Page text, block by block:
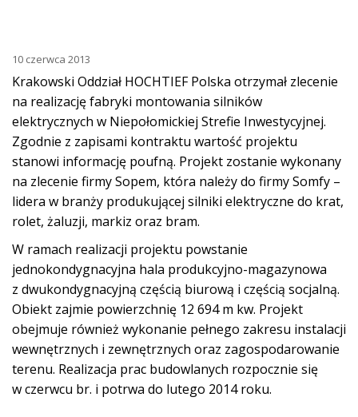
10 czerwca 2013
Krakowski Oddział HOCHTIEF Polska otrzymał zlecenie
na realizację fabryki montowania silników
elektrycznych w Niepołomickiej Strefie Inwestycyjnej.
Zgodnie z zapisami kontraktu wartość projektu
stanowi informację poufną. Projekt zostanie wykonany
na zlecenie firmy Sopem, która należy do firmy Somfy –
lidera w branży produkującej silniki elektryczne do krat,
rolet, żaluzji, markiz oraz bram.
W ramach realizacji projektu powstanie
jednokondygnacyjna hala produkcyjno-magazynowa
z dwukondygnacyjną częścią biurową i częścią socjalną.
Obiekt zajmie powierzchnię 12 694 m kw. Projekt
obejmuje również wykonanie pełnego zakresu instalacji
wewnętrznych i zewnętrznych oraz zagospodarowanie
terenu. Realizacja prac budowlanych rozpocznie się
w czerwcu br. i potrwa do lutego 2014 roku.